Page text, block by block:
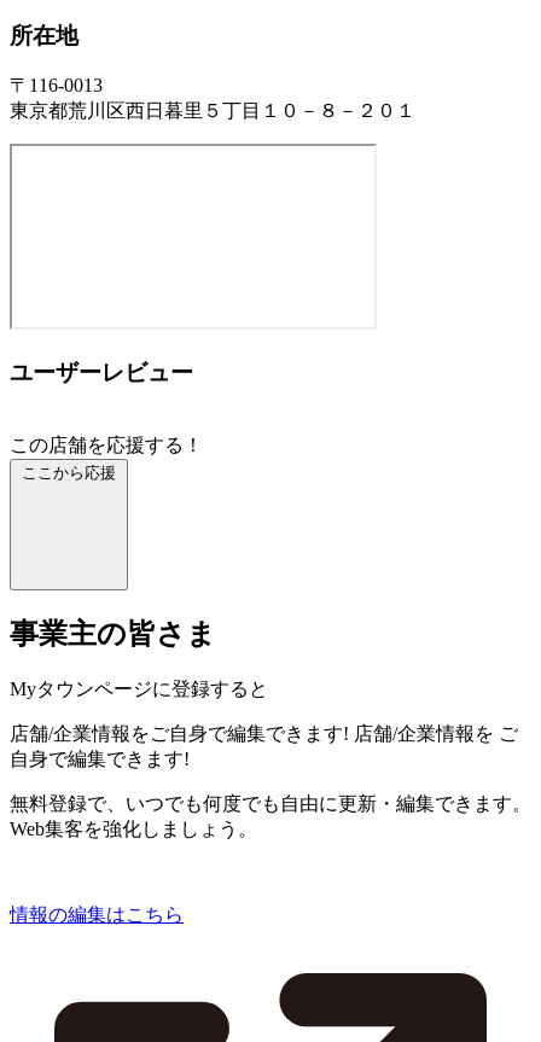
所在地
〒116-0013
東京都荒川区西日暮里５丁目１０－８－２０１
ユーザーレビュー
この店舗を応援する！
ここから応援
事業主の皆さま
Myタウンページに登録すると
店舗/企業情報をご自身で編集できます! 店舗/企業情報を ご
自身で編集できます!
無料登録で、いつでも何度でも自由に更新・編集できます。
Web集客を強化しましょう。
情報の編集はこちら